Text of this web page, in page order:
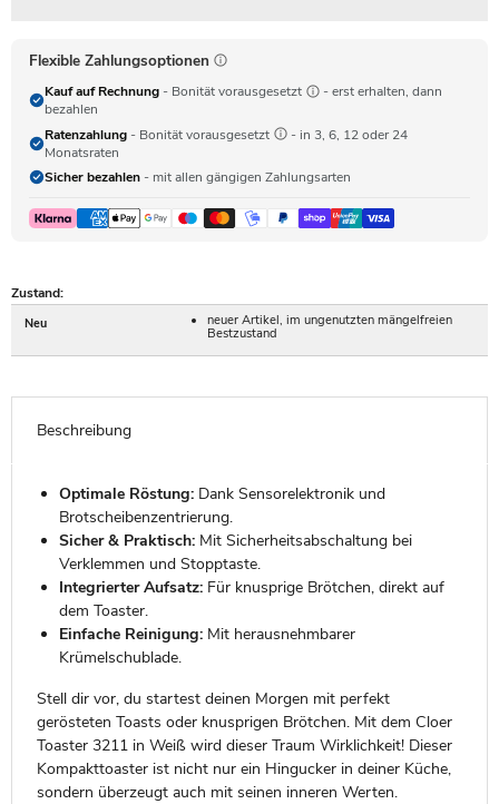
Flexible Zahlungsoptionen
Kauf auf Rechnung - Bonität vorausgesetzt
- erst erhalten, dann
bezahlen
Ratenzahlung - Bonität vorausgesetzt
- in 3, 6, 12 oder 24
Monatsraten
Sicher bezahlen - mit allen gängigen Zahlungsarten
Zustand:
Neu
neuer Artikel, im ungenutzten mängelfreien
Bestzustand
Beschreibung
Optimale Röstung:Dank Sensorelektronik und
Brotscheibenzentrierung.
Sicher & Praktisch:Mit Sicherheitsabschaltung bei
Verklemmen und Stopptaste.
Integrierter Aufsatz:Für knusprige Brötchen, direkt auf
dem Toaster.
Einfache Reinigung:Mit herausnehmbarer
Krümelschublade.
Stell dir vor, du startest deinen Morgen mit perfekt
gerösteten Toasts oder knusprigen Brötchen. Mit dem Cloer
Toaster 3211 in Weiß wird dieser Traum Wirklichkeit! Dieser
Kompakttoaster ist nicht nur ein Hingucker in deiner Küche,
sondern überzeugt auch mit seinen inneren Werten.